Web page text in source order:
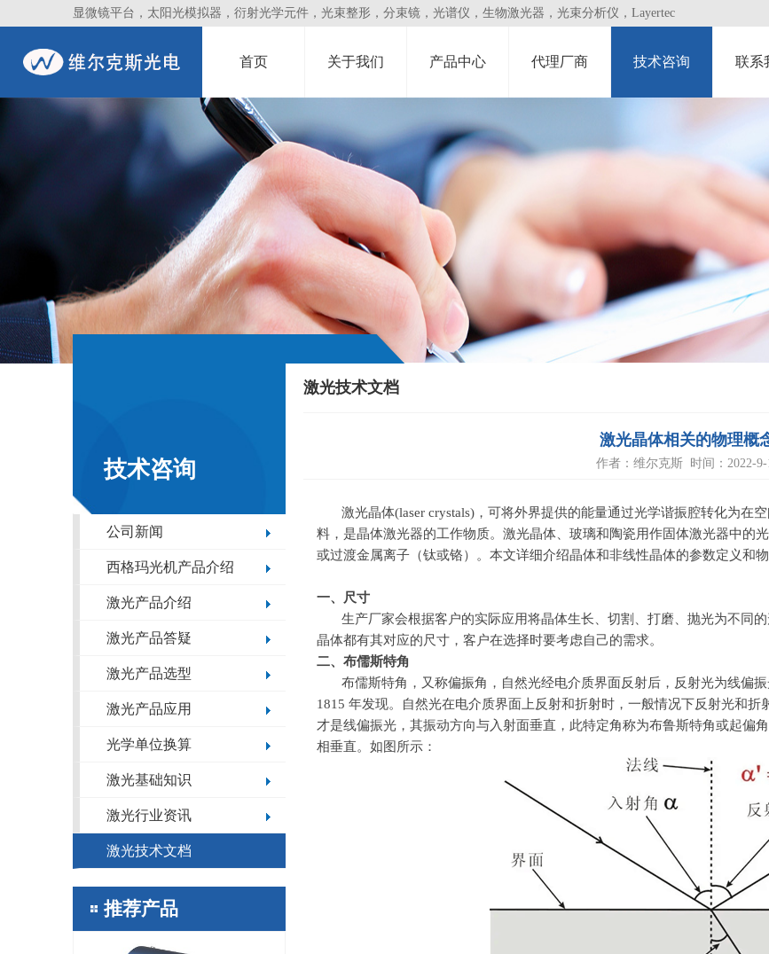
显微镜平台，太阳光模拟器，衍射光学元件，光束整形，分束镜，光谱仪，生物激光器，光束分析仪，Layertec
首页 关于我们 产品中心 代理厂商 技术咨询 联系
技术咨询
公司新闻
西格玛光机产品介绍
激光产品介绍
激光产品答疑
激光产品选型
激光产品应用
光学单位换算
激光基础知识
激光行业资讯
激光技术文档
推荐产品
激光技术文档
激光晶体相关的物理概
作者：维尔克斯 时间：2022-9-
激光晶体(laser crystals) ，可将外界提供的能量通过光学谐振腔转化为在
料，是晶体激光器的工作物质。激光晶体、玻璃和陶瓷用作固体激光器中的
或过渡金属离子（钛或铬）。本文详细介绍晶体和非线性晶体的参数定义和
一、尺寸
生产厂家会根据客户的实际应用将晶体生长、切割、打磨、抛光为不同
晶体都有其对应的尺寸，客户在选择时要考虑自己的需求。
二、布儒斯特角
布儒斯特角，又称偏振角，自然光经电介质界面反射后，反射光为线偏
1815 年发现。自然光在电介质界面上反射和折射时，一般情况下反射光和
才是线偏振光，其振动方向与入射面垂直，此特定角称为布鲁斯特角或起偏
相垂直。如图所示：